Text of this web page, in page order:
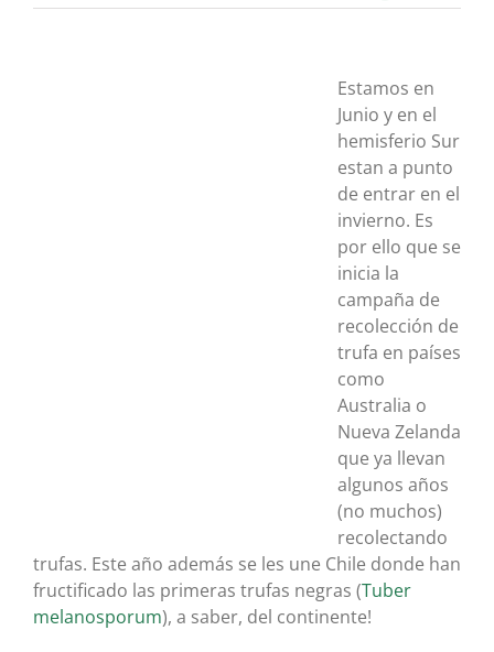
Estamos en
Junio y en el
hemisferio Sur
estan a punto
de entrar en el
invierno. Es
por ello que se
inicia la
campaña de
recolección de
trufa en países
como
Australia o
Nueva Zelanda
que ya llevan
algunos años
(no muchos)
recolectando
trufas. Este año además se les une Chile donde han
fructificado las primeras trufas negras (Tuber
melanosporum), a saber, del continente!